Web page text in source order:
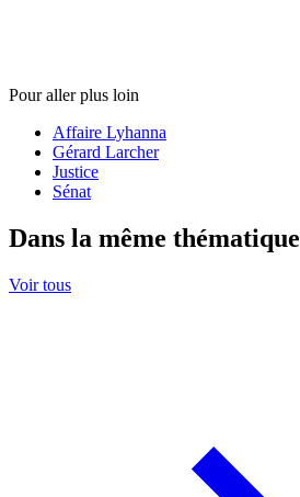
Pour aller plus loin
Affaire Lyhanna
Gérard Larcher
Justice
Sénat
Dans la même thématique
Voir tous